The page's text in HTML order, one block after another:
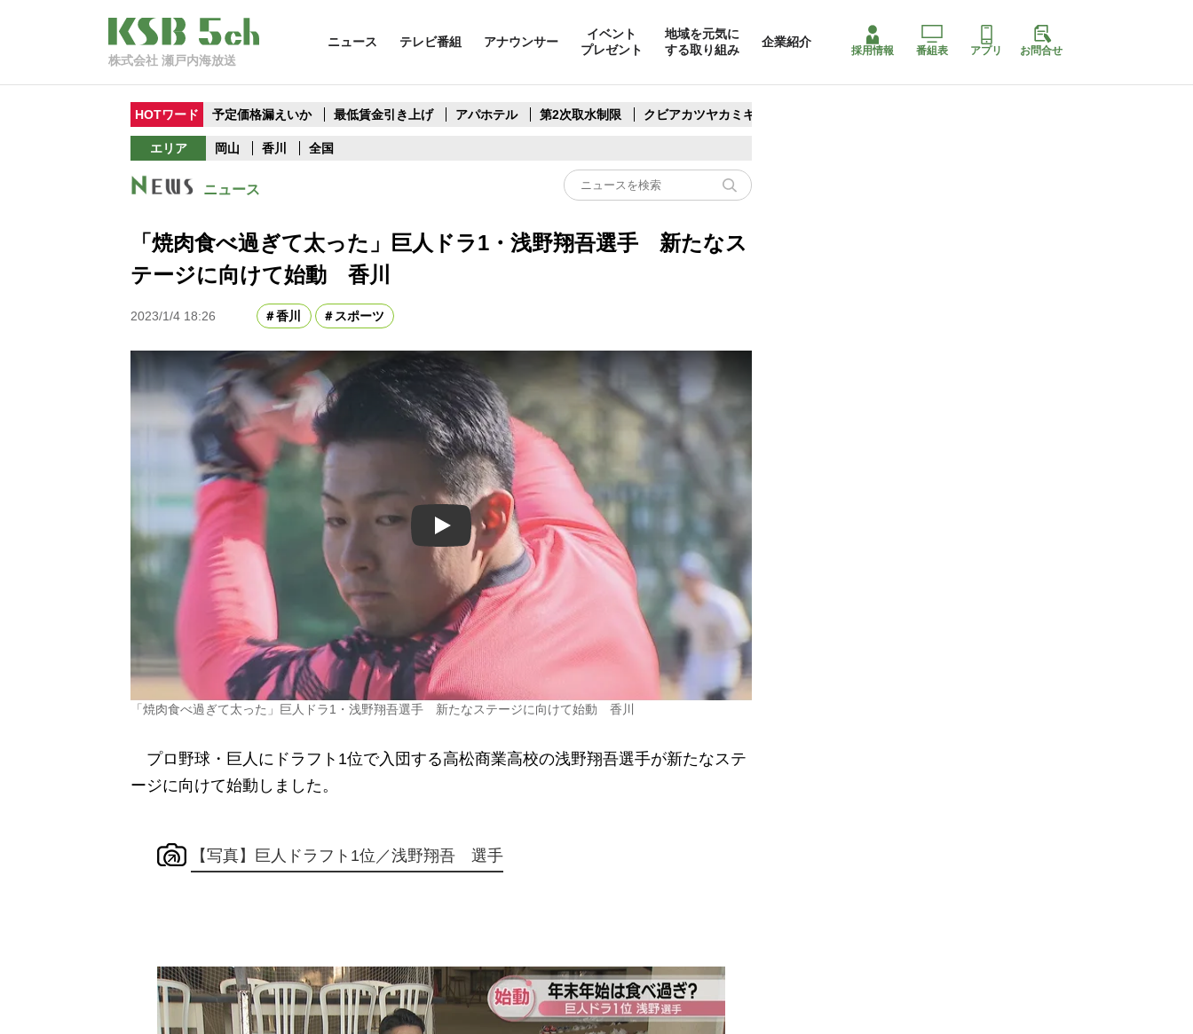
株式会社 瀬戸内海放送
ニュース テレビ番組 アナウンサー
イベント
プレゼント
地域を元気に
する取り組み
企業紹介
採用情報 番組表 アプリ お問合せ
HOTワード 予定価格漏えいか 最低賃金引き上げ アパホテル 第2次取水制限 クビアカツヤカミキリ
エリア 岡山 香川 全国
ニュース
「焼肉食べ過ぎて太った」巨人ドラ1・浅野翔吾選手 新たなス
テージに向けて始動 香川
2023/1/4 18:26 香川 スポーツ
Play
「焼肉食べ過ぎて太った」巨人ドラ1・浅野翔吾選手 新たなステージに向けて始動 香川
プロ野球・巨人にドラフト1位で入団する高松商業高校の浅野翔吾選手が新たなステ
ージに向けて始動しました。
【写真】巨人ドラフト1位／浅野翔吾 選手